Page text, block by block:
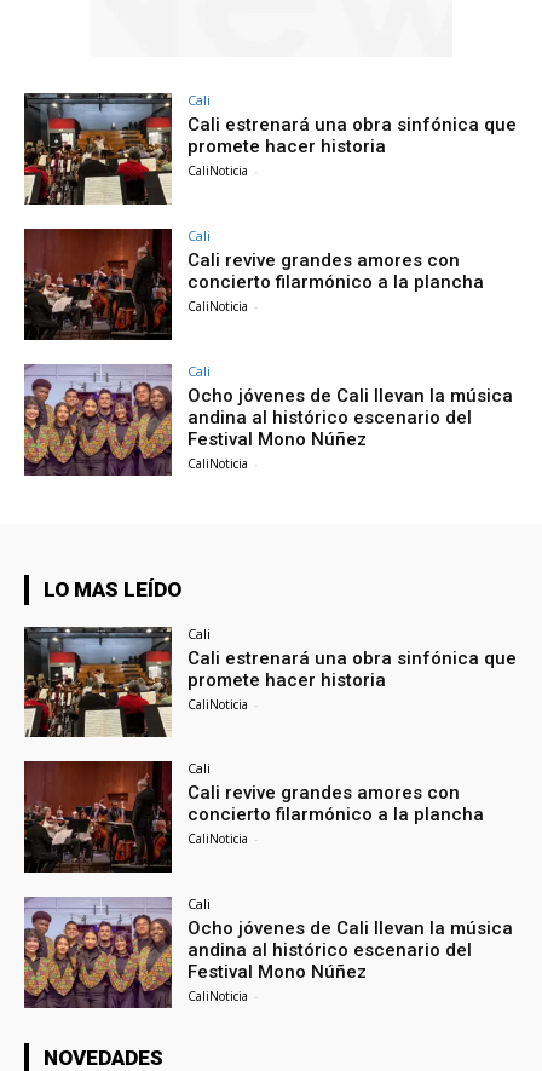
Cali
Cali estrenará una obra sinfónica que
promete hacer historia
CaliNoticia -
Cali
Cali revive grandes amores con
concierto filarmónico a la plancha
CaliNoticia -
Cali
Ocho jóvenes de Cali llevan la música
andina al histórico escenario del
Festival Mono Núñez
CaliNoticia -
LO MAS LEÍDO
Cali
Cali estrenará una obra sinfónica que
promete hacer historia
CaliNoticia -
Cali
Cali revive grandes amores con
concierto filarmónico a la plancha
CaliNoticia -
Cali
Ocho jóvenes de Cali llevan la música
andina al histórico escenario del
Festival Mono Núñez
CaliNoticia -
NOVEDADES